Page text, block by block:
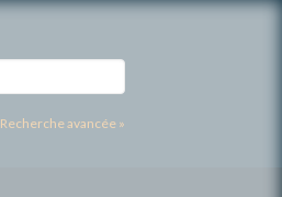
Recherche avancée »